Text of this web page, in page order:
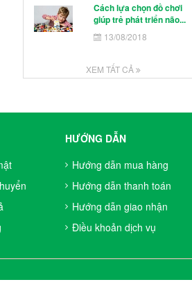
Cách lựa chọn đồ chơi
giúp trẻ phát triển não...
13/08/2018
XEM TẤT CẢ
HƯỚNG DẪN
Hướng dẫn mua hàng
Hướng dẫn thanh toán
Hướng dẫn giao nhận
Điều khoản dịch vụ